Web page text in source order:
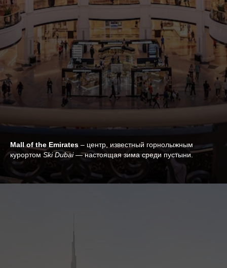
Mall of the Emirates – центр, известный горнолыжным
курортом Ski Dubai— настоящая зима среди пустыни.